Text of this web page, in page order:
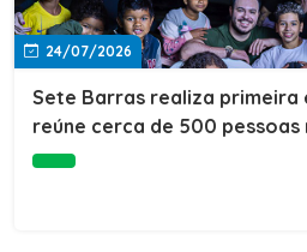
24/07/2026
Sete Barras realiza primeira
reúne cerca de 500 pessoas